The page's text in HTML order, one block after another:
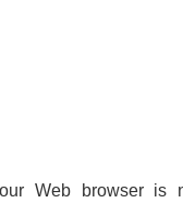
Web browser is